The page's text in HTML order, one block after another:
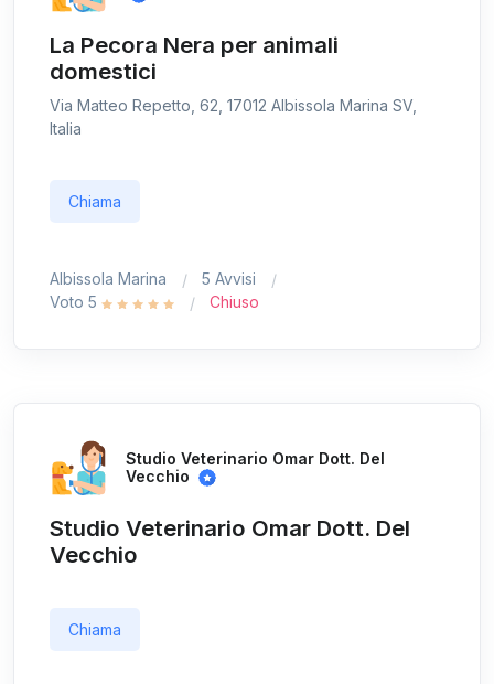
La Pecora Nera per animali
domestici
Via Matteo Repetto, 62, 17012 Albissola Marina SV,
Italia
Chiama
Albissola Marina
5 Avvisi
Voto 5
Chiuso
Studio Veterinario Omar Dott. Del
Vecchio
Studio Veterinario Omar Dott. Del
Vecchio
Chiama